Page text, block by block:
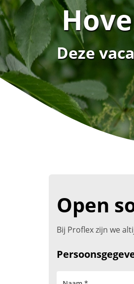
Deze
Open
Bij Proflex zijn we